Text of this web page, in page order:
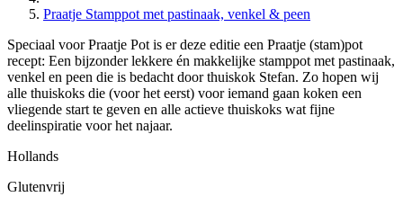
Praatje Stamppot met pastinaak, venkel & peen
Speciaal voor Praatje Pot is er deze editie een Praatje (stam)pot
recept: Een bijzonder lekkere én makkelijke stamppot met pastinaak,
venkel en peen die is bedacht door thuiskok Stefan. Zo hopen wij
alle thuiskoks die (voor het eerst) voor iemand gaan koken een
vliegende start te geven en alle actieve thuiskoks wat fijne
deelinspiratie voor het najaar.
Hollands
Glutenvrij